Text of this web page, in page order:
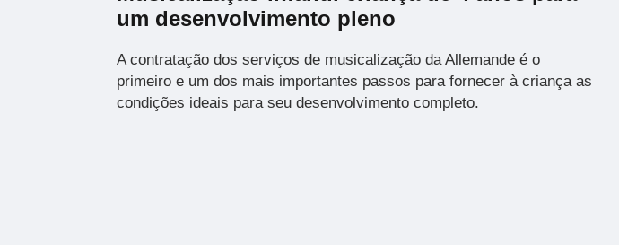
um desenvolvimento pleno
A contratação dos serviços de musicalização da Allemande é o
primeiro e um dos mais importantes passos para fornecer à criança as
condições ideais para seu desenvolvimento completo.